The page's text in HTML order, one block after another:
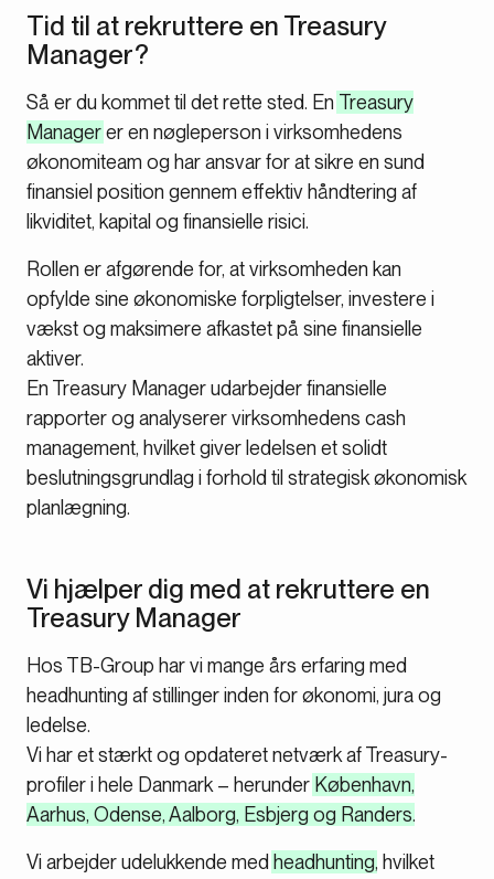
Tid til at rekruttere en Treasury
Manager?
Så er du kommet til det rette sted. En Treasury
Managerer en nøgleperson i virksomhedens
økonomiteam og har ansvar for at sikre en sund
finansiel position gennem effektiv håndtering af
likviditet, kapital og finansielle risici.
Rollen er afgørende for, at virksomheden kan
opfylde sine økonomiske forpligtelser, investere i
vækst og maksimere afkastet på sine finansielle
aktiver.
En Treasury Manager udarbejder finansielle
rapporter og analyserer virksomhedens cash
management, hvilket giver ledelsen et solidt
beslutningsgrundlag i forhold til strategisk økonomisk
planlægning.
Vi hjælper dig med at rekruttere en
Treasury Manager
Hos TB-Group har vi mange års erfaring med
headhunting af stillinger inden for økonomi, jura og
ledelse.
Vi har et stærkt og opdateret netværk af Treasury-
profiler i hele Danmark – herunder København,
Aarhus, Odense, Aalborg, Esbjerg og Randers.
Vi arbejder udelukkende med headhunting, hvilket